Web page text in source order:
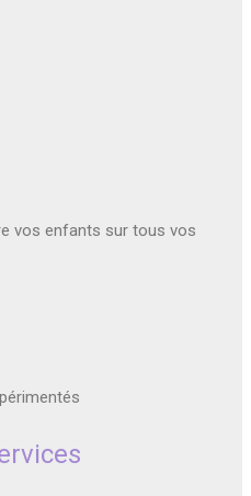
vos enfants sur tous vos